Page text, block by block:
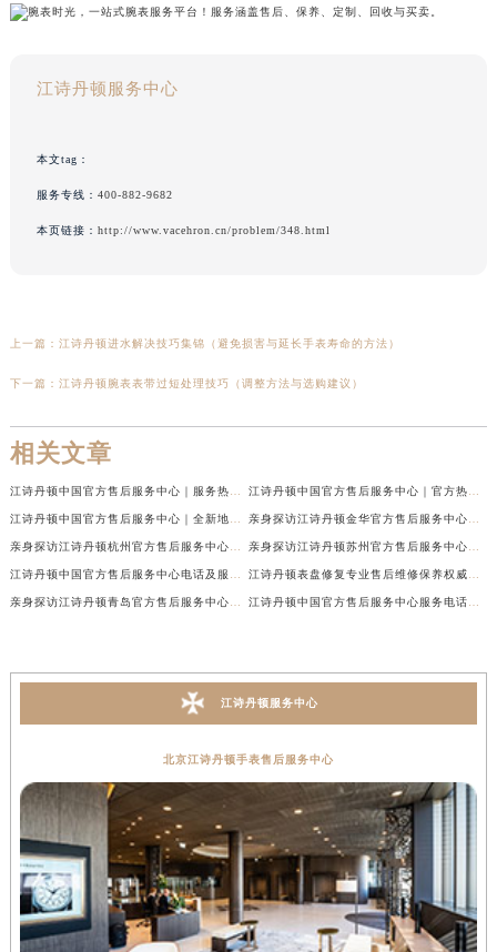
江诗丹顿服务中心
本文tag：
服务专线： 400-882-9682
本页链接： http://www.vacehron.cn/problem/348.html
上一篇： 江诗丹顿进水解决技巧集锦（避免损害与延长手表寿命的方法）
下一篇： 江诗丹顿腕表表带过短处理技巧（调整方法与选购建议）
相关文章
江诗丹顿服务中心
北京江诗丹顿手表售后服务中心